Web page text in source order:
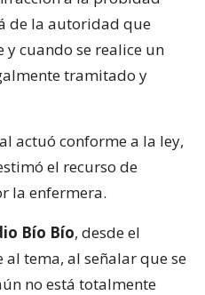
de la autoridad que
cuando se realice un
tramitado y
actuó conforme a la ley,
el recurso de
la enfermera.
Bío Bío, desde el
tema, al señalar que se
no está totalmente